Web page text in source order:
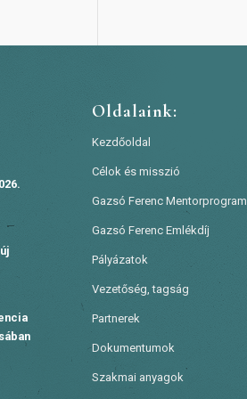
Oldalaink:
Kezdőoldal
Célok és misszió
Gazsó Ferenc Mentorprogram
Gazsó Ferenc Emlékdíj
Pályázatok
Vezetőség, tagság
Partnerek
Dokumentumok
Szakmai anyagok